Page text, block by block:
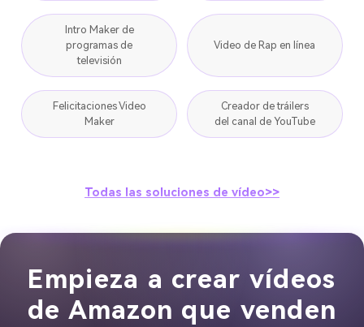
Intro Maker de
programas de
televisión
Video de Rap en línea
Felicitaciones Video
Maker
Creador de tráilers
del canal de YouTube
Todas las soluciones de vídeo>>
Empieza a crear vídeos
de Amazon que venden